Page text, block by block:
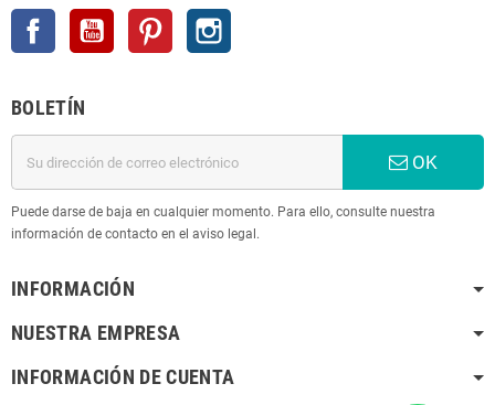
Facebook YouTube Pinterest
BOLETÍN
OK
Puede darse de baja en cualquier momento. Para ello, consulte nuestra
información de contacto en el aviso legal.
INFORMACIÓN
NUESTRA EMPRESA
INFORMACIÓN DE CUENTA